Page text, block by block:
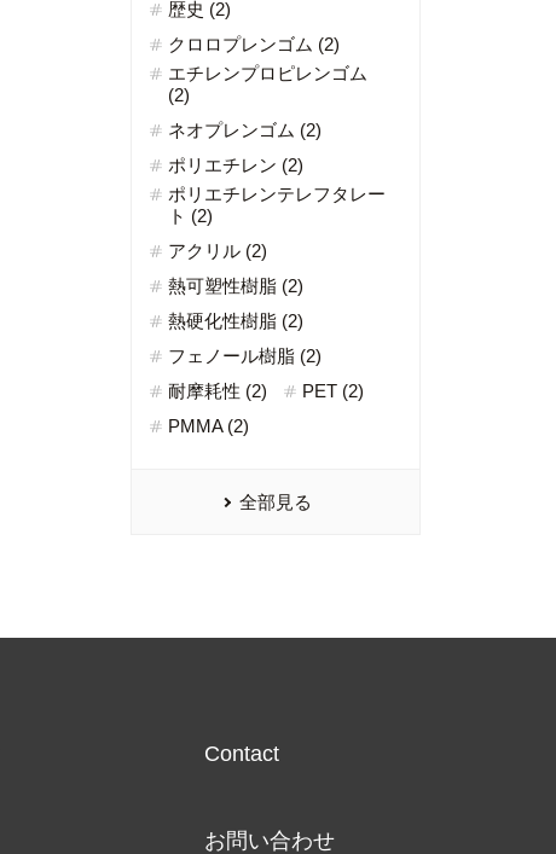
歴史 (2)
クロロプレンゴム (2)
エチレンプロピレンゴム
(2)
ネオプレンゴム (2)
ポリエチレン (2)
ポリエチレンテレフタレー
ト (2)
アクリル (2)
熱可塑性樹脂 (2)
熱硬化性樹脂 (2)
フェノール樹脂 (2)
耐摩耗性 (2)
PET (2)
PMMA (2)
全部見る
Contact
お問い合わせ